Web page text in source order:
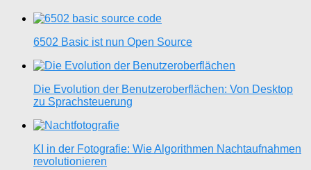
6502 Basic ist nun Open Source
Die Evolution der Benutzeroberflächen: Von Desktop
zu Sprachsteuerung
KI in der Fotografie: Wie Algorithmen Nachtaufnahmen
revolutionieren